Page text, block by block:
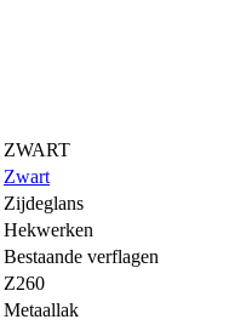
ZWART
Zwart
Zijdeglans
Hekwerken
Bestaande verflagen
Z260
Metaallak